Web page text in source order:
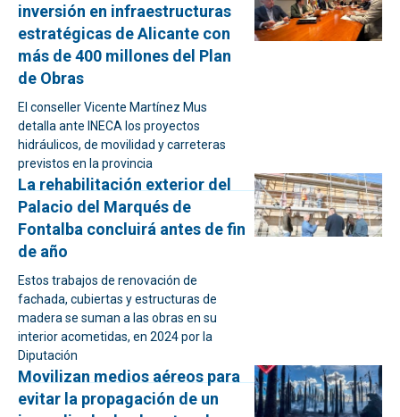
inversión en infraestructuras
estratégicas de Alicante con
más de 400 millones del Plan
de Obras
El conseller Vicente Martínez Mus
detalla ante INECA los proyectos
hidráulicos, de movilidad y carreteras
previstos en la provincia
La rehabilitación exterior del
Palacio del Marqués de
Fontalba concluirá antes de fin
de año
Estos trabajos de renovación de
fachada, cubiertas y estructuras de
madera se suman a las obras en su
interior acometidas, en 2024 por la
Diputación
Movilizan medios aéreos para
evitar la propagación de un